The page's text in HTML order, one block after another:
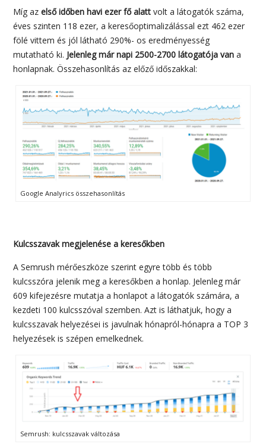
Míg azelső időben havi ezer fő alatt volt a látogatók száma,
éves szinten 118 ezer, a keresőoptimalizálással ezt 462 ezer
fölé vittem és jól látható 290%- os eredményesség
mutatható ki. Jelenleg már napi 2500-2700 látogatója van a
honlapnak. Összehasonlítás az előző időszakkal:
Google Analyrics összehasonlítás
Kulcsszavak megjelenése a keresőkben
A Semrush mérőeszköze szerint egyre több és több
kulcsszóra jelenik meg a keresőkben a honlap. Jelenleg már
609 kifejezésre mutatja a honlapot a látogatók számára, a
kezdeti 100 kulcsszóval szemben. Azt is láthatjuk, hogy a
kulcsszavak helyezései is javulnak hónapról-hónapra a TOP 3
helyezések is szépen emelkednek.
Semrush: kulcsszavak változása